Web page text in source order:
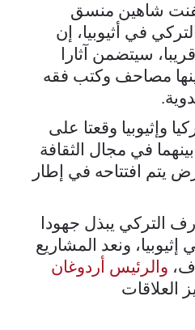
شاهين منسق
في أثيوبيا، إن
سيتضمن آثارا
مصاحف وكتب فقه
وإثيوبيا وقعتا على
بينهما في مجال الثقافة
يتم افتتاحه في إطار
التركي يبذل جهودا
ونعد المشاريع
والرئيس أردوغان
العلاقات